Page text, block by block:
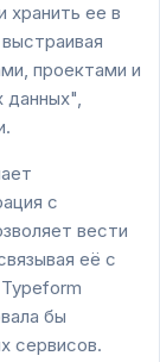
ее в
выстраивая
проектами и
данных",
с
вести
её с
бы
сервисов.